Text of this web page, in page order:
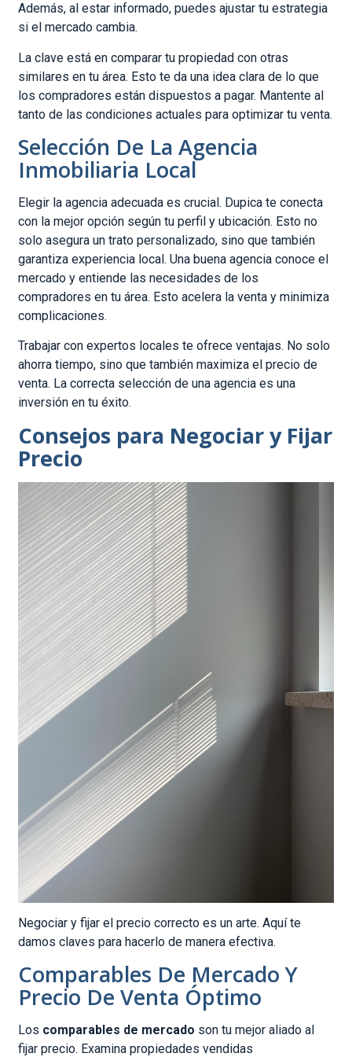
Además, al estar informado, puedes ajustar tu estrategia
si el mercado cambia.
La clave está en comparar tu propiedad con otras
similares en tu área. Esto te da una idea clara de lo que
los compradores están dispuestos a pagar. Mantente al
tanto de las condiciones actuales para optimizar tu venta.
Selección De La Agencia
Inmobiliaria Local
Elegir la agencia adecuada es crucial. Dupica te conecta
con la mejor opción según tu perfil y ubicación. Esto no
solo asegura un trato personalizado, sino que también
garantiza experiencia local. Una buena agencia conoce el
mercado y entiende las necesidades de los
compradores en tu área. Esto acelera la venta y minimiza
complicaciones.
Trabajar con expertos locales te ofrece ventajas. No solo
ahorra tiempo, sino que también maximiza el precio de
venta. La correcta selección de una agencia es una
inversión en tu éxito.
Consejos para Negociar y Fijar
Precio
Negociar y fijar el precio correcto es un arte. Aquí te
damos claves para hacerlo de manera efectiva.
Comparables De Mercado Y
Precio De Venta Óptimo
Los comparables de mercado son tu mejor aliado al
fijar precio. Examina propiedades vendidas